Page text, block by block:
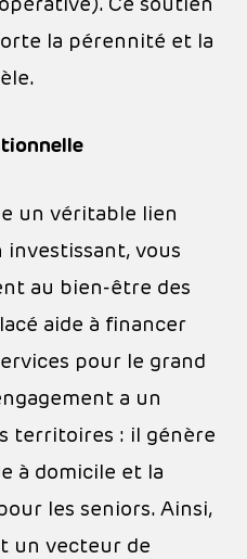
Ce soutien
la pérennité et la
un véritable lien
vous
au bien-être des
aide à financer
pour le grand
a un
territoires : il génère
à domicile et la
les seniors. Ainsi,
un vecteur de